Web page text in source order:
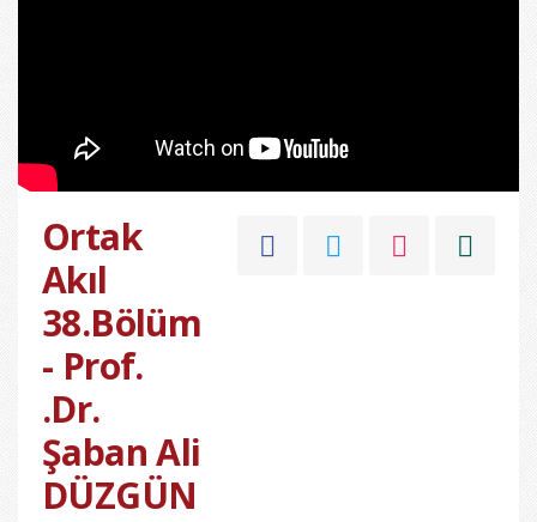
Ortak
Akıl
38.Bölüm
- Prof.
.Dr.
Şaban Ali
DÜZGÜN